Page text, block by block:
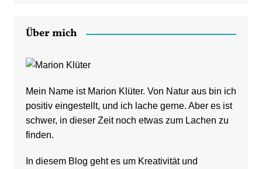
Über mich
Mein Name ist Marion Klüter. Von Natur aus bin ich
positiv eingestellt, und ich lache gerne. Aber es ist
schwer, in dieser Zeit noch etwas zum Lachen zu
finden.
In diesem Blog geht es um Kreativität und